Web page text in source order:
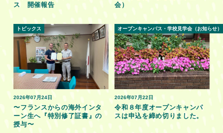
ス 開催報告
会）
2026年07月24日
トピックス
〜フランスからの海外インタ
ーン生へ『特別修了証書』の
授与〜
2026年07月22日
オープンキャンパス・学校見学会（お知らせ）
令和８年度オープンキャンパ
スは申込を締め切りました。